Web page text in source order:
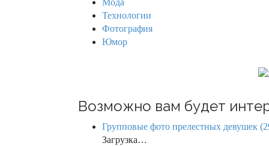
o
Мода
Технологии
Фотография
Юмор
Возможно вам будет
Групповые фото прелестных девушек
Загрузка…